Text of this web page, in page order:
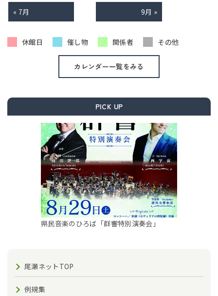
« 7月 9月 »
休館日 催し物 関係者 その他
カレンダー一覧をみる
PICK UP
県民音楽のひろば「群響特別演奏会」
尾瀬ネットTOP
例規集